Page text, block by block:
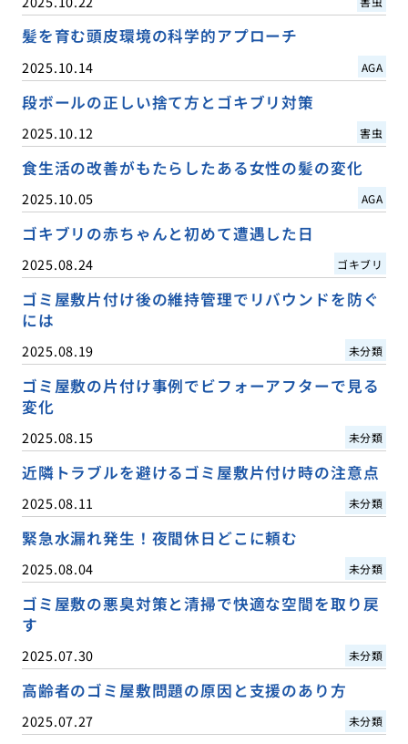
髪を育む頭皮環境の科学的アプローチ
2025.10.14 AGA
段ボールの正しい捨て方とゴキブリ対策
2025.10.12 害虫
食生活の改善がもたらしたある女性の髪の変化
2025.10.05 AGA
ゴキブリの赤ちゃんと初めて遭遇した日
2025.08.24 ゴキブリ
ゴミ屋敷片付け後の維持管理でリバウンドを防ぐ
には
2025.08.19 未分類
ゴミ屋敷の片付け事例でビフォーアフターで見る
変化
2025.08.15 未分類
近隣トラブルを避けるゴミ屋敷片付け時の注意点
2025.08.11 未分類
緊急水漏れ発生！夜間休日どこに頼む
2025.08.04 未分類
ゴミ屋敷の悪臭対策と清掃で快適な空間を取り戻
す
2025.07.30 未分類
高齢者のゴミ屋敷問題の原因と支援のあり方
2025.07.27 未分類